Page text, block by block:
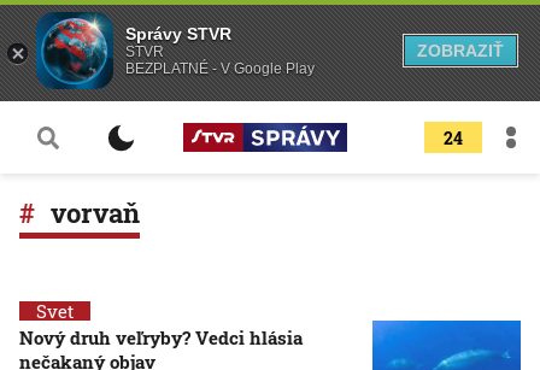
24
vorvaň
Svet
Nový druh veľryby? Vedci hlásia
nečakaný objav
Správy STVR
STVR
BEZPLATNÉ - V Google Play
ZOBRAZIŤ